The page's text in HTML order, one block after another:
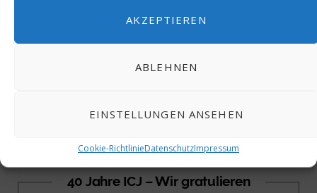
AKZEPTIEREN
ABLEHNEN
EINSTELLUNGEN ANSEHEN
Cookie-RichtlinieDatenschutzImpressum
40 Jahre ICJ – Wir gratulieren